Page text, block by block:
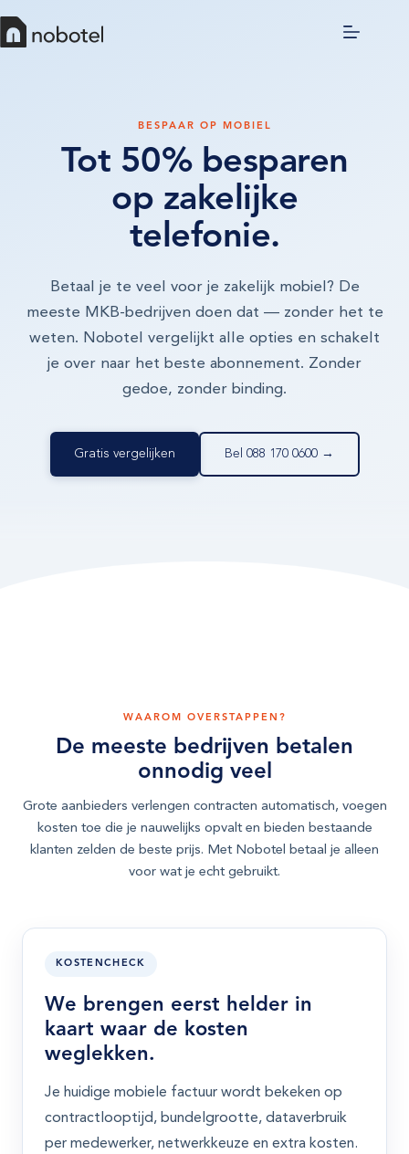
BESPAAR OP MOBIEL
Tot 50% besparen
op zakelijke
telefonie.
Betaal je te veel voor je zakelijk mobiel? De
meeste MKB-bedrijven doen dat — zonder het te
weten. Nobotel vergelijkt alle opties en schakelt
je over naar het beste abonnement. Zonder
gedoe, zonder binding.
Gratis vergelijken Bel 088 170 0600 →
WAAROM OVERSTAPPEN?
De meeste bedrijven betalen
onnodig veel
Grote aanbieders verlengen contracten automatisch, voegen
kosten toe die je nauwelijks opvalt en bieden bestaande
klanten zelden de beste prijs. Met Nobotel betaal je alleen
voor wat je echt gebruikt.
KOSTENCHECK
We brengen eerst helder in
kaart waar de kosten
weglekken.
Je huidige mobiele factuur wordt bekeken op
contractlooptijd, bundelgrootte, dataverbruik
per medewerker, netwerkkeuze en extra kosten.